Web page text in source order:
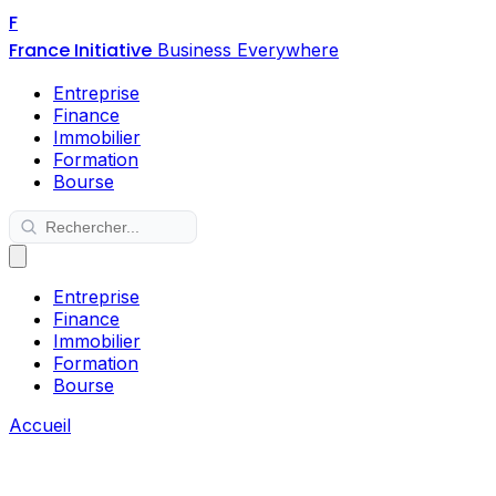
F
France Initiative Business Everywhere
Entreprise
Finance
Immobilier
Formation
Bourse
Entreprise
Finance
Immobilier
Formation
Bourse
Accueil